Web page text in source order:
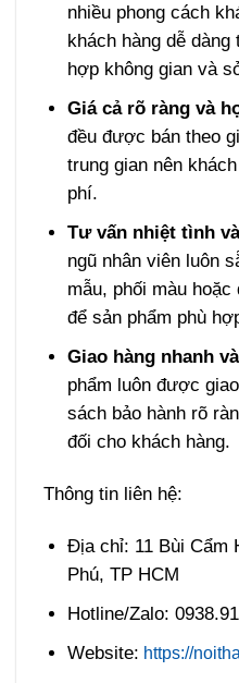
nhiều phong cách
khách hàng dễ
hợp không gian và
Giá cả rõ ràng và
đều được bán theo
trung gian nên
phí.
Tư vấn nhiệt tình
ngũ nhân viên luôn
mẫu, phối màu
để sản phẩm phù
Giao hàng nhanh
phẩm luôn được
sách bảo hành rõ
đối cho khách hàng.
Thông tin liên hệ:
Địa chỉ: 11 Bùi Cẩm
Phú, TP HCM
Hotline/Zalo:
Website: https://